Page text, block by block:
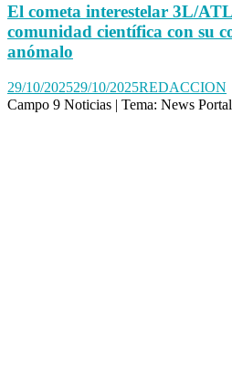
El cometa interestelar 3L/
comunidad científica con su
anómalo
29/10/202529/10/2025REDACCION
Campo 9 Noticias | Tema: News